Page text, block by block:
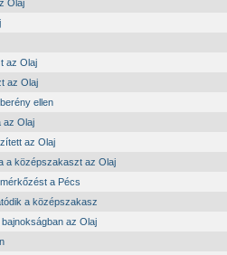
Olaj
az Olaj
az Olaj
ellen
az Olaj
az Olaj
a középszakaszt az Olaj
a Pécs
a középszakasz
az Olaj